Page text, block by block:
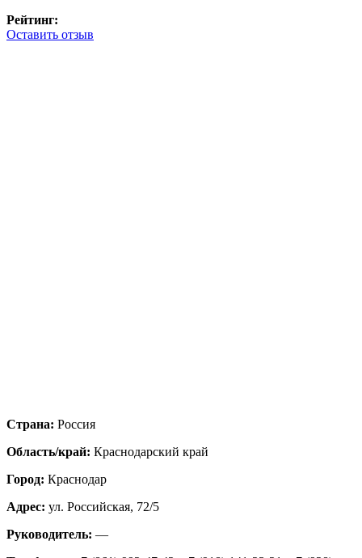
Рейтинг:
Оставить отзыв
Страна: Россия
Область/край: Краснодарский край
Город: Краснодар
Адрес: ул. Российская, 72/5
Руководитель: —